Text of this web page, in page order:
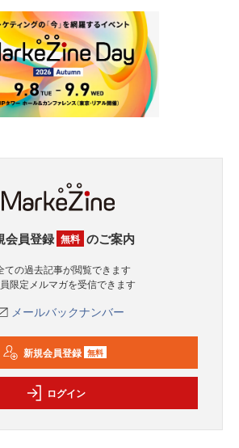
会員登録 無料 のご案内
ての過去記事が閲覧できます
員限定メルマガを受信できます
メールバックナンバー
新規会員登録 無料
ログイン